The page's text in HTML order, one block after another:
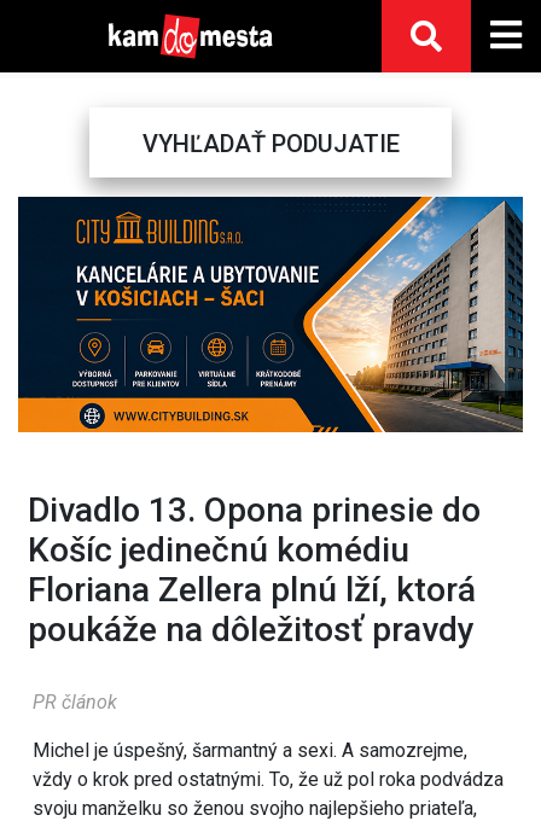
VYHĽADAŤ PODUJATIE
Previous Next
Divadlo 13. Opona prinesie do
Košíc jedinečnú komédiu
Floriana Zellera plnú lží, ktorá
poukáže na dôležitosť pravdy
PR článok
Michel je úspešný, šarmantný a sexi. A samozrejme,
vždy o krok pred ostatnými. To, že už pol roka podvádza
svoju manželku so ženou svojho najlepšieho priateľa,